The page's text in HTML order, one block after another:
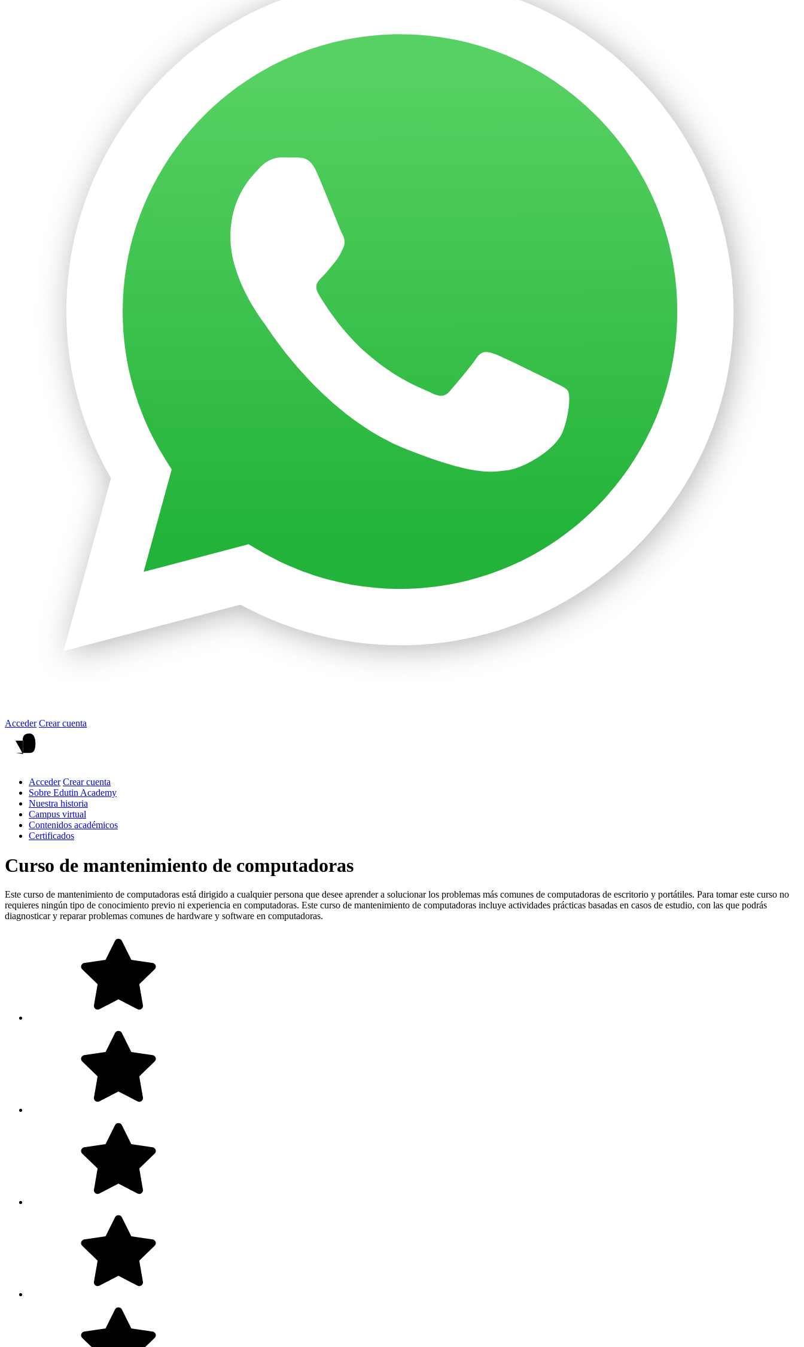
Acceder Crear cuenta
Acceder Crear cuenta
Sobre Edutin Academy
Nuestra historia
Campus virtual
Contenidos académicos
Certificados
Curso de mantenimiento de computadoras
Este curso de mantenimiento de computadoras está dirigido a cualquier persona que desee aprender a solucionar los problemas más comunes de computadoras de escritorio y portátiles. Para tomar este curso no
requieres ningún tipo de conocimiento previo ni experiencia en computadoras. Este curso de mantenimiento de computadoras incluye actividades prácticas basadas en casos de estudio, con las que podrás
diagnosticar y reparar problemas comunes de hardware y software en computadoras.